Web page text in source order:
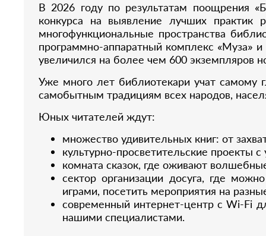
В 2026 году по результатам поощрения
конкурса на выявление лучших практик
многофункциональные пространства
программно-аппаратный комплекс «Муза»
увеличился на более чем 600 экземпляров
Уже много лет библиотекари учат самому
самобытным традициям всех народов,
Юных читателей ждут:
множество удивительных книг: от
культурно-просветительские проекты
комната сказок, где оживают
сектор организации досуга, где
играми, посетить мероприятия на
современный интернет-центр с Wi-Fi
нашими специалистами.